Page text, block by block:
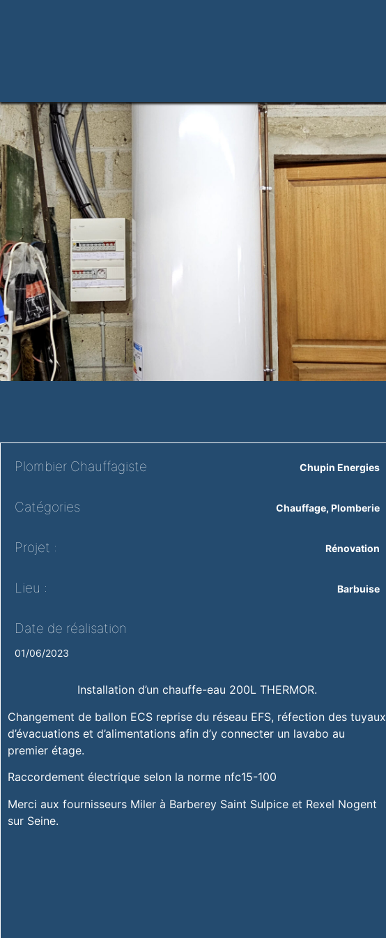
Plombier Chauffagiste Chupin Energies
Catégories Chauffage, Plomberie
Projet : Rénovation
Lieu : Barbuise
Date de réalisation
01/06/2023
Installation d’un chauffe-eau 200L THERMOR.
Changement de ballon ECS reprise du réseau EFS, réfection des tuyaux
d’évacuations et d’alimentations afin d’y connecter un lavabo au
premier étage.
Raccordement électrique selon la norme nfc15-100
Merci aux fournisseurs Miler à Barberey Saint Sulpice et Rexel Nogent
sur Seine.